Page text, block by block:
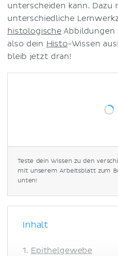
unterscheiden kann. Dazu
unterschiedliche
histologische Abbildungen
also dein Histo-Wissen
bleib jetzt dran!
Teste dein Wissen zu den
mit unserem Arbeitsblatt zum
unten!
Inhalt
Epithelgewebe